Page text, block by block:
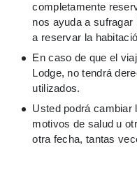
completamente
nos ayuda a
a reservar la
En caso de que el
Lodge, no tendrá
utilizados.
Usted podrá cambiar
motivos de salud u
otra fecha, tantas